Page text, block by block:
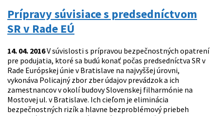
Prípravy súvisiace s predsedníctvom
SR v Rade EÚ
14. 04. 2016V súvislosti s prípravou bezpečnostných opatrení
pre podujatia, ktoré sa budú konať počas predsedníctva SR v
Rade Európskej únie v Bratislave na najvyššej úrovni,
vykonáva Policajný zbor zber údajov prevádzok a ich
zamestnancov v okolí budovy Slovenskej filharmónie na
Mostovej ul. v Bratislave. Ich cieľom je eliminácia
bezpečnostných rizík a hlavne bezproblémový priebeh